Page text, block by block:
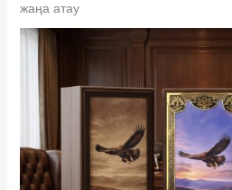
жаңа атау